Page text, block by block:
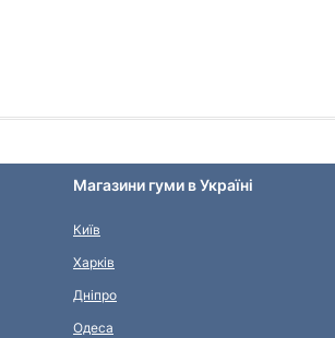
Магазини гуми в Україні
Київ
Харків
Дніпро
Одеса